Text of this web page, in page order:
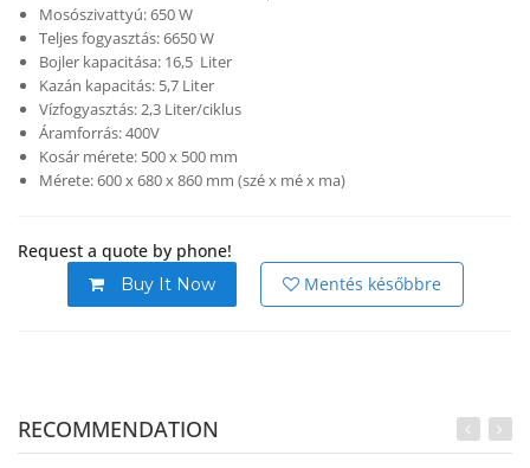
Mosószivattyú: 650 W
Teljes fogyasztás: 6650 W
Bojler kapacitása: 16,5 Liter
Kazán kapacitás: 5,7 Liter
Vízfogyasztás: 2,3 Liter/ciklus
Áramforrás: 400V
Kosár mérete: 500 x 500 mm
Mérete: 600 x 680 x 860 mm (szé x mé x ma)
Request a quote by phone!
Buy It Now Mentés későbbre
RECOMMENDATION